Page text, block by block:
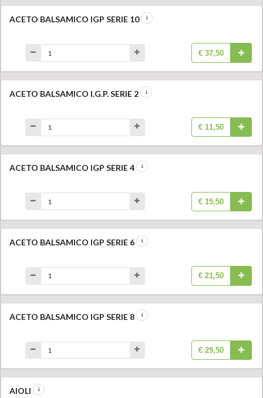
ACETO BALSAMICO IGP SERIE 10
€ 37,50
ACETO BALSAMICO I.G.P. SERIE 2
€ 11,50
ACETO BALSAMICO IGP SERIE 4
€ 15,50
ACETO BALSAMICO IGP SERIE 6
€ 21,50
ACETO BALSAMICO IGP SERIE 8
€ 29,50
AIOLI